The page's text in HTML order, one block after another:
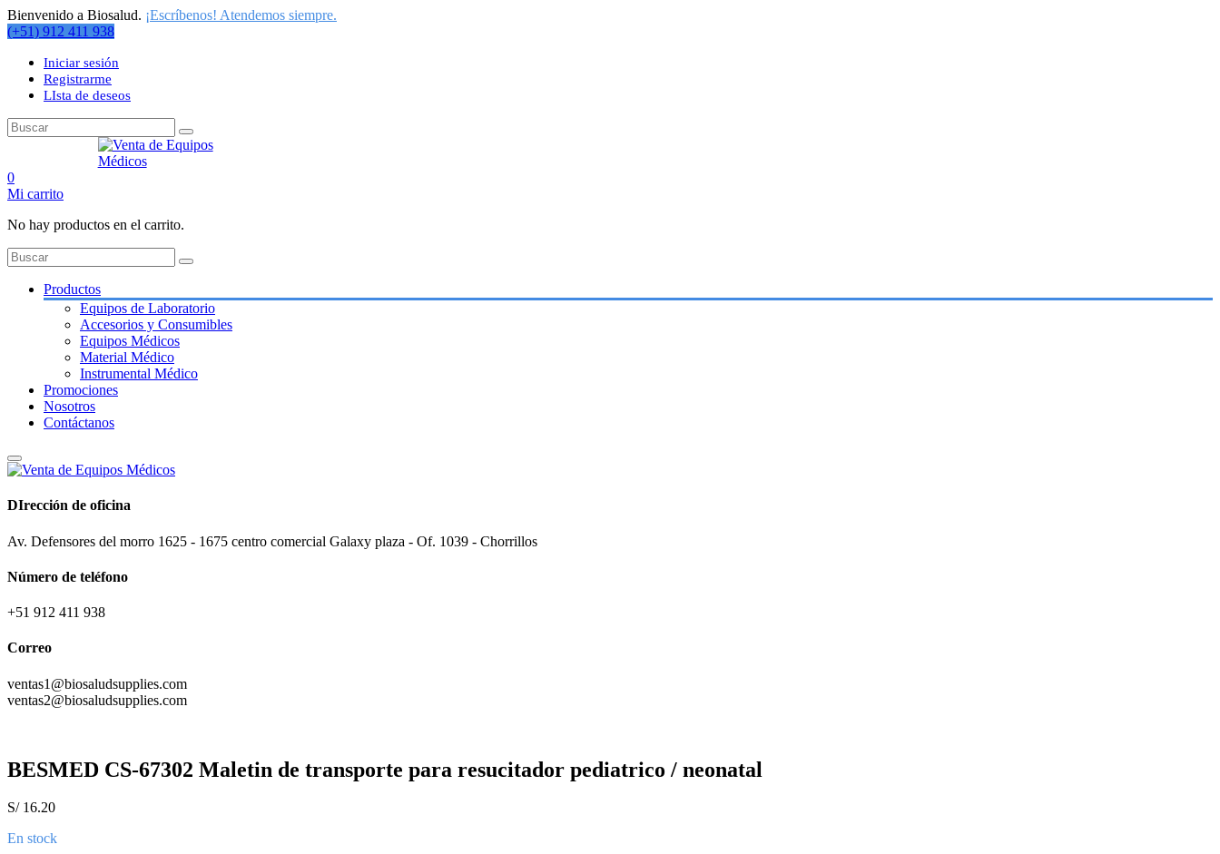
Bienvenido a Biosalud. ¡Escríbenos! Atendemos siempre.
(+51) 912 411 938
Iniciar sesión
Registrarme
LIsta de deseos
0
Mi carrito
No hay productos en el carrito.
Productos
Equipos de Laboratorio
Accesorios y Consumibles
Equipos Médicos
Material Médico
Instrumental Médico
Promociones
Nosotros
Contáctanos
DIrección de oficina
Av. Defensores del morro 1625 - 1675 centro comercial Galaxy plaza - Of. 1039 - Chorrillos
Número de teléfono
+51 912 411 938
Correo
ventas1@biosaludsupplies.com
ventas2@biosaludsupplies.com
BESMED CS-67302 Maletin de transporte para resucitador pediatrico / neonatal
S/16.20
En stock